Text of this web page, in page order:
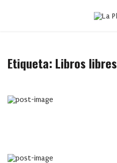
Etiqueta: Libros libres